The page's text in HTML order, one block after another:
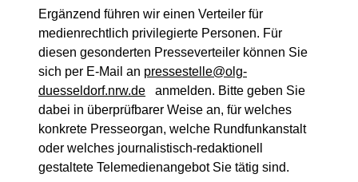
Ergänzend führen wir einen Verteiler für
medienrechtlich privilegierte Personen. Für
diesen gesonderten Presseverteiler können Sie
sich per E-Mail an pressestelle@olg-
duesseldorf.nrw.de
anmelden. Bitte geben Sie
dabei in überprüfbarer Weise an, für welches
konkrete Presseorgan, welche Rundfunkanstalt
oder welches journalistisch-redaktionell
gestaltete Telemedienangebot Sie tätig sind.